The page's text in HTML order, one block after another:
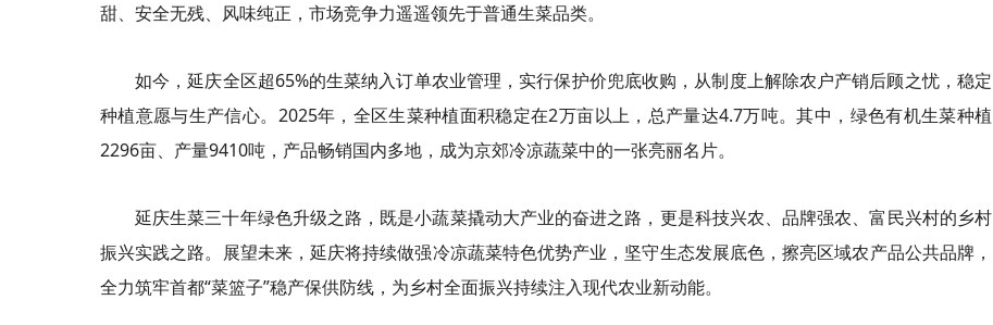
甜、安全无残、风味纯正，市场竞争力遥遥领先于普通生菜品类。
如今，延庆全区超65%的生菜纳入订单农业管理，实行保护价兜底收购，从制度上解除农户产销后顾之忧，稳定
种植意愿与生产信心。2025年，全区生菜种植面积稳定在2万亩以上，总产量达4.7万吨。其中，绿色有机生菜种植
2296亩、产量9410吨，产品畅销国内多地，成为京郊冷凉蔬菜中的一张亮丽名片。
延庆生菜三十年绿色升级之路，既是小蔬菜撬动大产业的奋进之路，更是科技兴农、品牌强农、富民兴村的乡村
振兴实践之路。展望未来，延庆将持续做强冷凉蔬菜特色优势产业，坚守生态发展底色，擦亮区域农产品公共品牌，
全力筑牢首都“菜篮子”稳产保供防线，为乡村全面振兴持续注入现代农业新动能。